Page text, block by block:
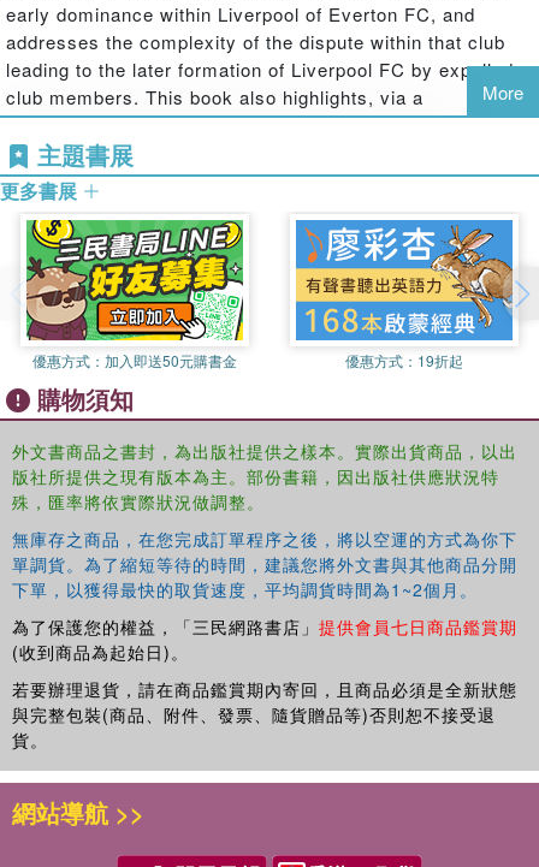
early dominance within Liverpool of Everton FC, and
addresses the complexity of the dispute within that club
leading to the later formation of Liverpool FC by expelled
club members. This book also highlights, via a
comparative study, the different patterns of ownership and
control that emerged within the two clubs between their
incorporation as limited liability companies in 1892.
This book was originally published as a special issue
Soccer & Society.
More
主題書展
更多書展
優惠方式： 加入即送50元購書金 優惠方式： 19折起
購物須知
外文書商品之書封，為出版社提供之樣本。實際出貨商品，以出
版社所提供之現有版本為主。部份書籍，因出版社供應狀況特
殊，匯率將依實際狀況做調整。
無庫存之商品，在您完成訂單程序之後，將以空運的方式為你下
單調貨。為了縮短等待的時間，建議您將外文書與其他商品分開
下單，以獲得最快的取貨速度，平均調貨時間為1~2個月。
為了保護您的權益，「三民網路書店」 提供會員七日商品鑑賞期
(收到商品為起始日)。
若要辦理退貨，請在商品鑑賞期內寄回，且商品必須是全新狀態
與完整包裝(商品、附件、發票、隨貨贈品等)否則恕不接受退
貨。
網站導航 >>